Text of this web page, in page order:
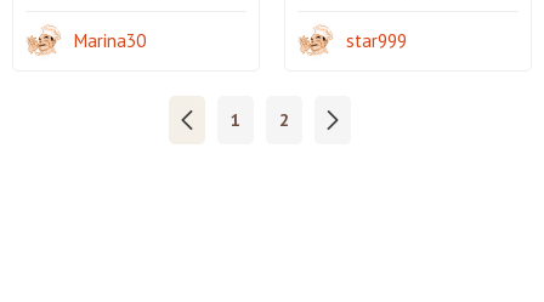
Marina30 star999
1 2